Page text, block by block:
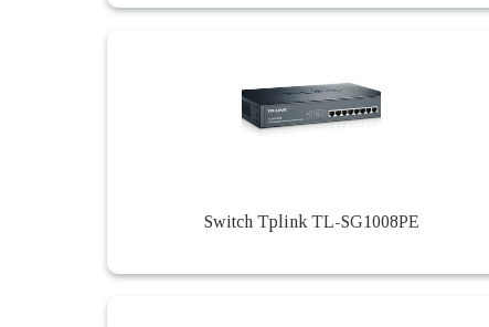
Switch Tplink TL-SG1008PE